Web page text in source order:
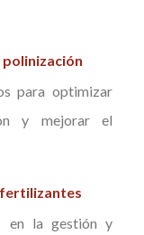
para optimizar
y mejorar el
en la gestión y